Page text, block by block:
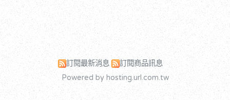
訂閱最新消息
訂閱商品訊息
Powered by hosting.url.com.tw